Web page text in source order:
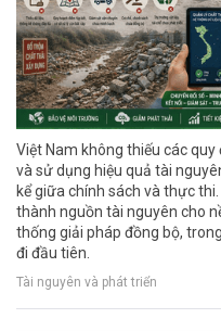
Việt Nam không thiếu các
và sử dụng hiệu quả tài
kể giữa chính sách và thực
thành nguồn tài nguyên cho
thống giải pháp đồng bộ,
đi đầu tiên.
Tài nguyên và phát triển